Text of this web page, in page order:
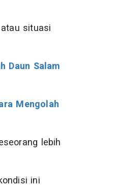
situasi
Daun Salam
Mengolah
lebih
ini